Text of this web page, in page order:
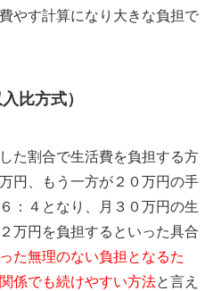
やす計算になり大きな負担で
比方式）
た割合で生活費を負担する方
円、もう一方が２０万円の手
：４となり、月３０万円の生
万円を負担するといった具合
た無理のない負担となるた
係でも続けやすい方法と言え